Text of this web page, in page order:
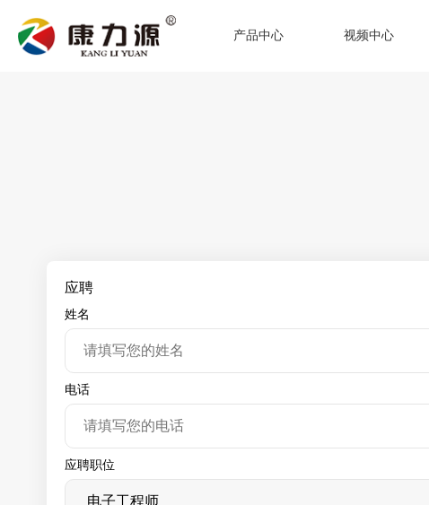
产品中心 视频中心
应聘
姓名
电话
应聘职位